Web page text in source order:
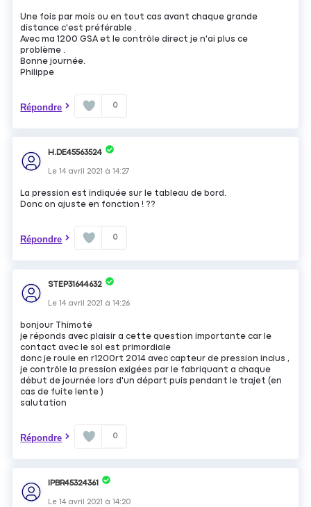
Une fois par mois ou en tout cas avant chaque grande
distance c'est préférable .
Avec ma 1200 GSA et le contrôle direct je n'ai plus ce
problème .
Bonne journée.
Philippe
Répondre 0
H.DE45563524
Le14 avril 2021 à14:27
La pression est indiquée sur le tableau de bord.
Donc on ajuste en fonction ! ??
Répondre 0
STEP31644632
Le14 avril 2021 à14:26
bonjour Thimoté
je réponds avec plaisir a cette question importante car le
contact avec le sol est primordiale
donc je roule en r1200rt 2014 avec capteur de pression inclus ,
je contrôle la pression exigées par le fabriquant a chaque
début de journée lors d'un départ puis pendant le trajet (en
cas de fuite lente )
salutation
Répondre 0
IPBR45324361
Le14 avril 2021 à14:20